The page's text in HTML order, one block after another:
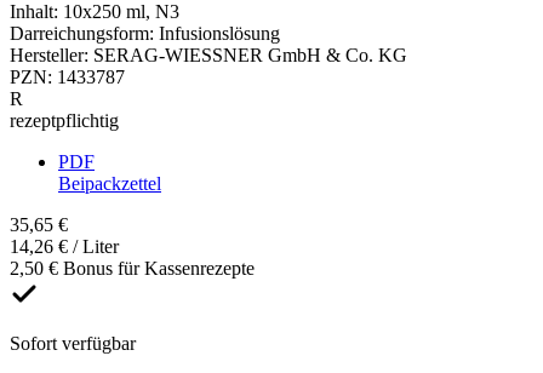
Inhalt: 10x250 ml, N3
Darreichungsform: Infusionslösung
Hersteller: SERAG-WIESSNER GmbH & Co. KG
PZN: 1433787
R
rezeptpflichtig
PDF
Beipackzettel
35,65 €
14,26 € / Liter
2,50 € Bonus für Kassenrezepte
Sofort verfügbar